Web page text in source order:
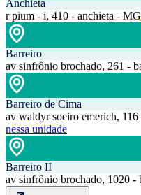
Anchieta
r pium - i, 410 - anchieta - MG
Barreiro
av sinfrônio brochado, 261 -
Barreiro de Cima
av waldyr soeiro emerich,
nessa unidade
Barreiro II
av sinfrônio brochado, 1020 -